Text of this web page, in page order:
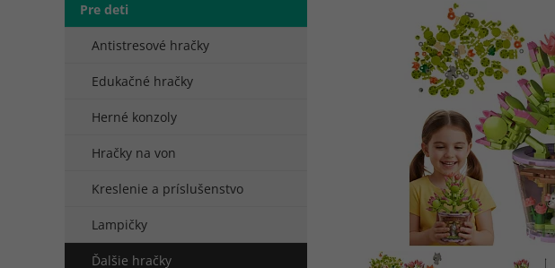
Pre deti
Antistresové hračky
Edukačné hračky
Herné konzoly
Hračky na von
Kreslenie a príslušenstvo
Lampičky
Ďalšie hračky